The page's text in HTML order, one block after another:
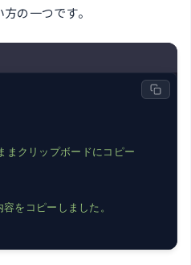
の一つです。
まクリップボードにコピー
コピーしました。